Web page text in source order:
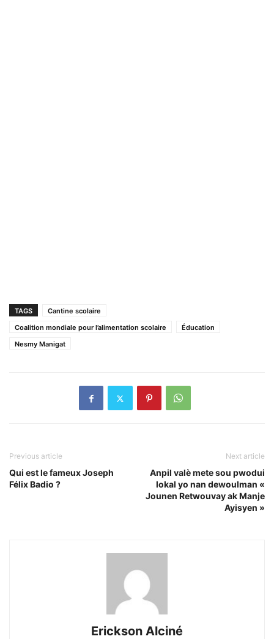
TAGS
Cantine scolaire
Coalition mondiale pour l’alimentation scolaire
Éducation
Nesmy Manigat
Previous article
Qui est le fameux Joseph
Félix Badio ?
Next article
Anpil valè mete sou pwodui
lokal yo nan dewoulman «
Jounen Retwouvay ak Manje
Ayisyen »
Erickson Alciné